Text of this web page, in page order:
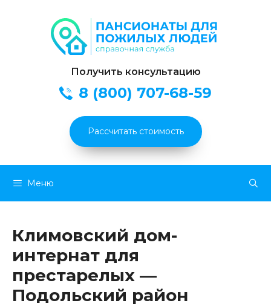
Получить консультацию
8 (800) 707-68-59
Рассчитать стоимость
Меню
Климовский дом-
интернат для
престарелых —
Подольский район